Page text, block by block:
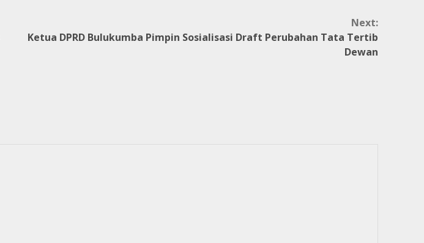
Next:
Ketua DPRD Bulukumba Pimpin Sosialisasi Draft Perubahan Tata Tertib
Dewan